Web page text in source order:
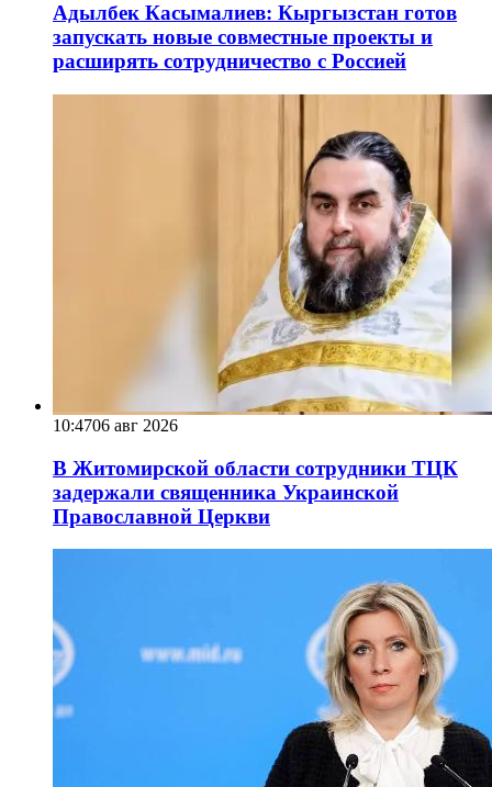
Адылбек Касымалиев: Кыргызстан готов
запускать новые совместные проекты и
расширять сотрудничество с Россией
10:4706 авг 2026
В Житомирской области сотрудники ТЦК
задержали священника Украинской
Православной Церкви